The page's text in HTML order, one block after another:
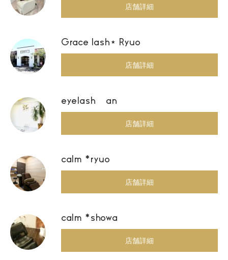
店舗詳細
Grace lash⋆ Ryuo
店舗詳細
eyelash an
店舗詳細
calm *ryuo
店舗詳細
calm *showa
店舗詳細